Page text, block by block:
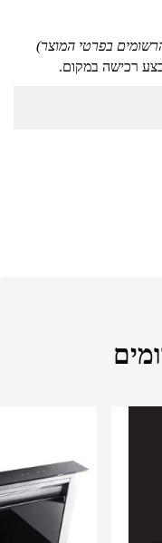
בפרטי המוצר)
רכישה במקום.